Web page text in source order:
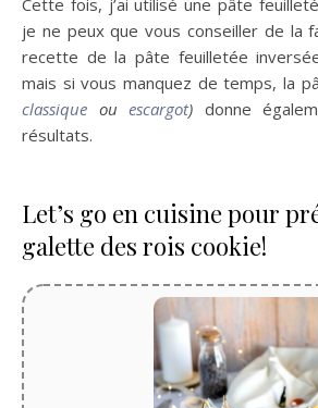
Cette fois, j’ai utilisé une pâte
je ne peux que vous conseiller de la
recette de la pâte feuilletée
mais si vous manquez de temps, la
classique ouescargot) donne
résultats.
Let’s go en cuisine pour
galette des rois cookie!